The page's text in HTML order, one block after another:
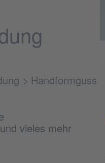
Handformguss
vieles mehr